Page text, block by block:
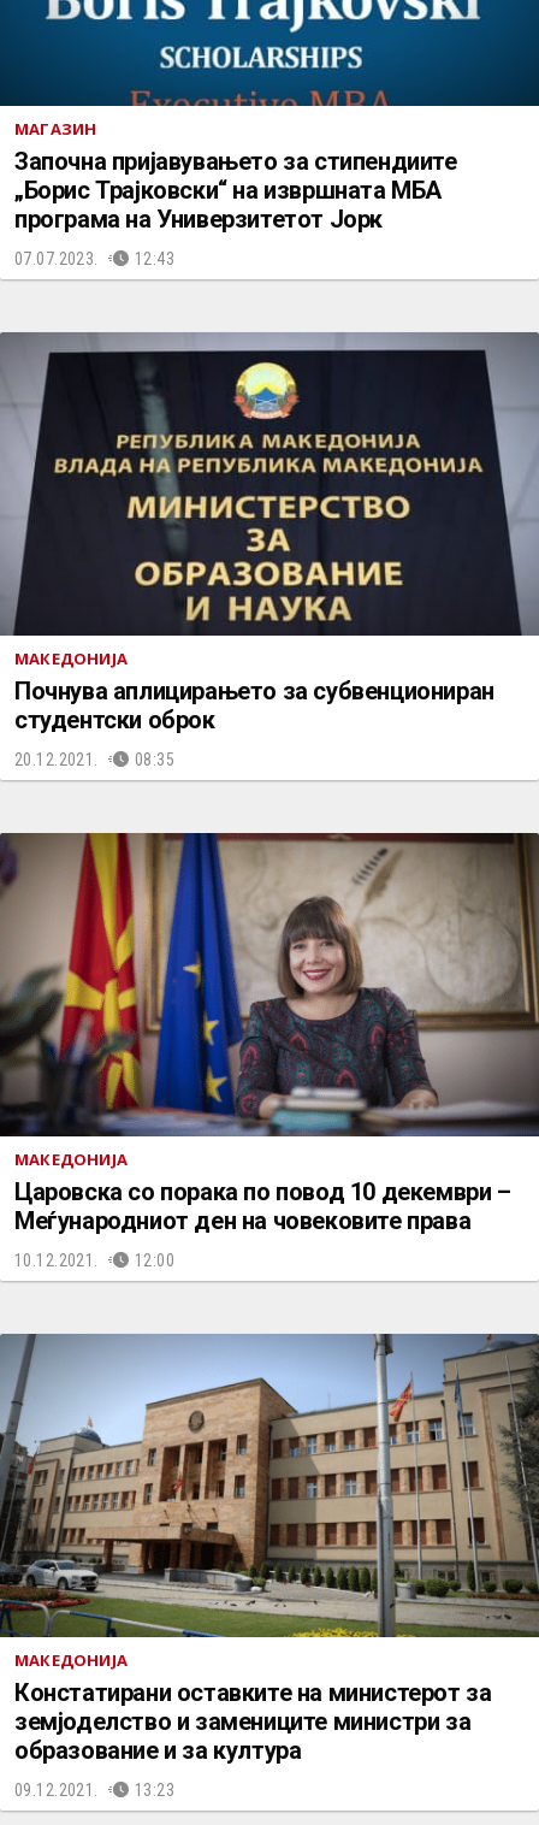
МАГАЗИН
Започна пријавувањето за стипендиите
„Борис Трајковски“ на извршната МБА
програма на Универзитетот Јорк
07.07.2023. 12:43
МАКЕДОНИЈА
Почнува аплицирањето за субвенциониран
студентски оброк
20.12.2021. 08:35
МАКЕДОНИЈА
Царовска со порака по повод 10 декември –
Меѓународниот ден на човековите права
10.12.2021. 12:00
МАКЕДОНИЈА
Констатирани оставките на министерот за
земјоделство и замениците министри за
образование и за култура
09.12.2021. 13:23